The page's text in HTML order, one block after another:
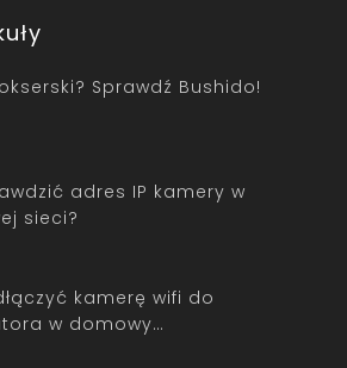
Sprawdź Bushido!
adres IP kamery w
sieci?
kamerę wifi do
w domowy…